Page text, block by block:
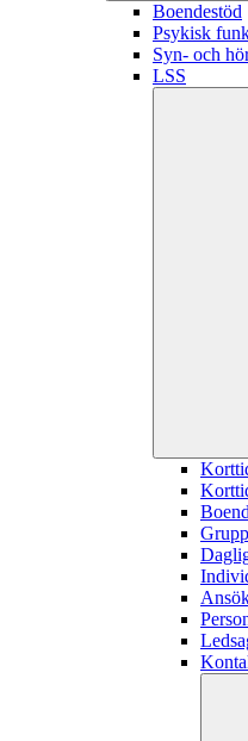
Boendestöd
Psykisk
Syn- och
LSS